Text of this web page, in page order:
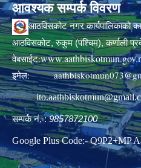
आवश्यक सम्पर्क विवरण
आठविसकोट नगर कार्यपालिकाको
आठविसकोट, रुकुम (पश्चिम), कर्णाली
वेबसाईट:
इमेल:
सम्पर्क नं. :9857872100
Google Plus Code:- Q9P2+MP